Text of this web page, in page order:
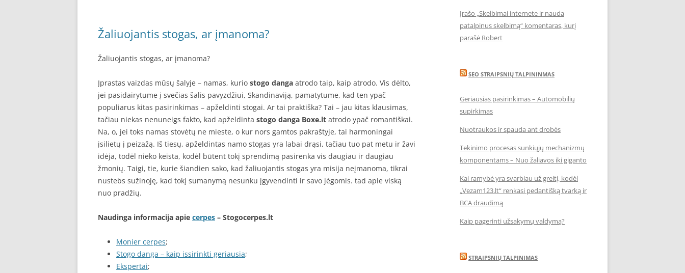
Žaliuojantis stogas, ar įmanoma?
Žaliuojantis stogas, ar įmanoma?
Įprastas vaizdas mūsų šalyje – namas, kurio stogo danga atrodo taip, kaip atrodo. Vis dėlto,
jei pasidairytume į svečias šalis pavyzdžiui, Skandinaviją, pamatytume, kad ten ypač
populiarus kitas pasirinkimas – apželdinti stogai. Ar tai praktiška? Tai – jau kitas klausimas,
tačiau niekas nenuneigs fakto, kad apželdinta stogo danga Boxe.lt atrodo ypač romantiškai.
Na, o, jei toks namas stovėtų ne mieste, o kur nors gamtos pakraštyje, tai harmoningai
įsilietų į peizažą. Iš tiesų, apželdintas namo stogas yra labai drąsi, tačiau tuo pat metu ir žavi
idėja, todėl nieko keista, kodėl būtent tokį sprendimą pasirenka vis daugiau ir daugiau
žmonių. Taigi, tie, kurie šiandien sako, kad žaliuojantis stogas yra misija neįmanoma, tikrai
nustebs sužinoję, kad tokį sumanymą nesunku įgyvendinti ir savo jėgomis. tad apie viską
nuo pradžių.
Naudinga informacija apie cerpes – Stogocerpes.lt
Monier cerpes;
Stogo danga – kaip issirinkti geriausia;
Ekspertai;
Įrašo „Skelbimai internete ir nauda
patalpinus skelbimą“ komentaras, kurį
parašė Robert
SEO STRAIPSNIŲ TALPININMAS
Geriausias pasirinkimas – Automobilių
supirkimas
Nuotraukos ir spauda ant drobės
Tekinimo procesas sunkiųjų mechanizmų
komponentams – Nuo žaliavos iki giganto
Kai ramybė yra svarbiau už greitį, kodėl
„Vezam123.lt“ renkasi pedantišką tvarką ir
BCA draudimą
Kaip pagerinti užsakymų valdymą?
STRAIPSNIŲ TALPINIMAS